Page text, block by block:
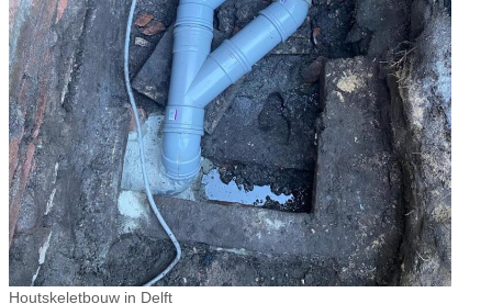
Houtskeletbouw in Delft